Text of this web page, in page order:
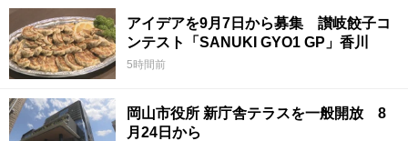
アイデアを9月7日から募集 讃岐餃子コ
ンテスト「SANUKI GYO1 GP」香川
5時間前
岡山市役所 新庁舎テラスを一般開放 8
月24日から